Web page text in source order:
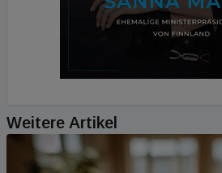
Weitere Artikel